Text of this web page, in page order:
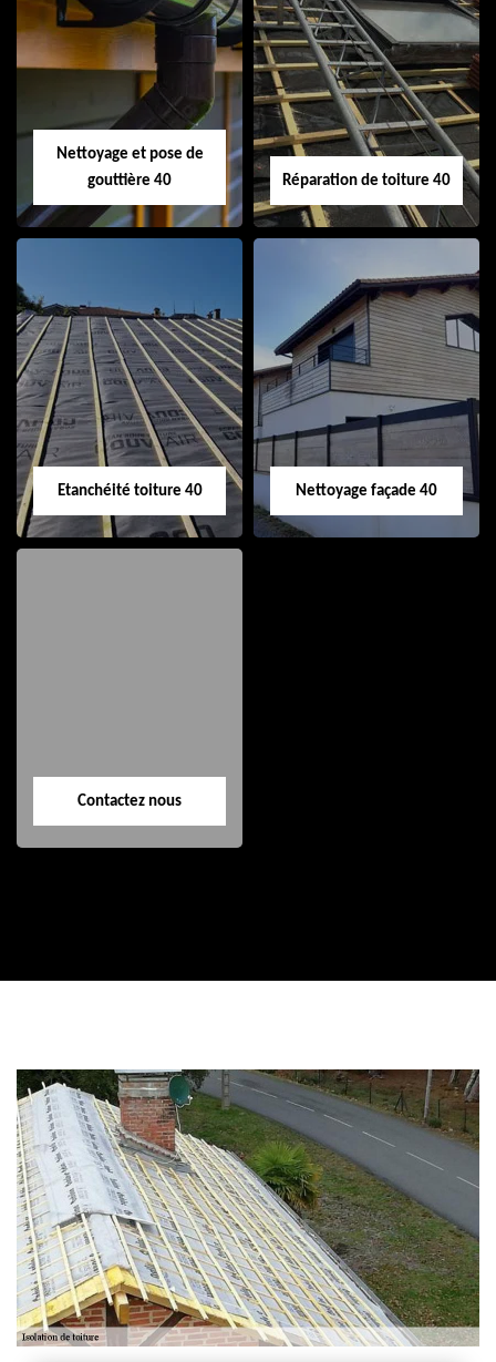
Isolation de toiture
40
Peinture sur tuile
40
Nettoyage et pose de
gouttière 40
Nettoyage et pose
de gouttière 40
Réparation de toiture 40
Réparation de
toiture 40
Etanchéité toiture 40 Nettoyage façade 40
Contactez nous